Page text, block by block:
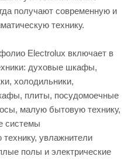
получают современную и
технику.
Electrolux включает в
духовые шкафы,
холодильники,
плиты, посудомоечные
малую бытовую технику,
системы
увлажнители
полы и электрические